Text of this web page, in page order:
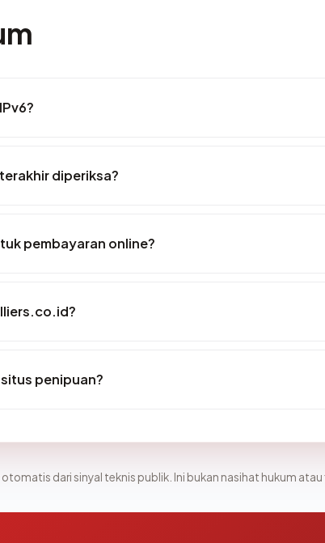
diperiksa?
pembayaran online?
penipuan?
dari sinyal teknis publik. Ini bukan nasihat hukum atau